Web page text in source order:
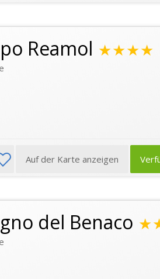
Reamol ★★★★
Auf der Karte anzeigen
del Benaco